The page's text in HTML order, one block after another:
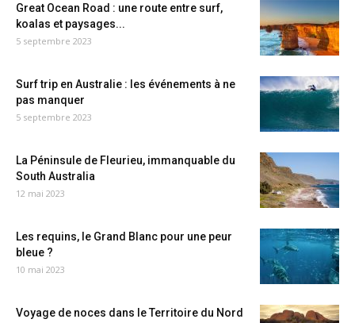
Great Ocean Road : une route entre surf,
koalas et paysages...
5 septembre 2023
Surf trip en Australie : les événements à ne
pas manquer
5 septembre 2023
La Péninsule de Fleurieu, immanquable du
South Australia
12 mai 2023
Les requins, le Grand Blanc pour une peur
bleue ?
10 mai 2023
Voyage de noces dans le Territoire du Nord